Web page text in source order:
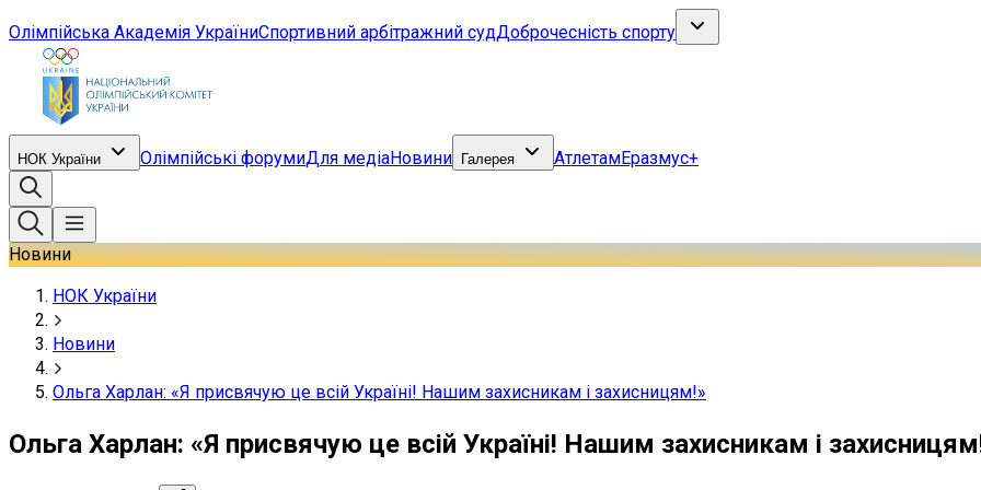
Олімпійська Академія УкраїниСпортивний арбітражний судДоброчесність спорту
НОК України Олімпійські форумиДля медіаНовини Галерея АтлетамЕразмус+
Новини
НОК України
Новини
Ольга Харлан: «Я присвячую це всій Україні! Нашим захисникам і захисницям!»
Ольга Харлан: «Я присвячую це всій Україні! Нашим захисникам і